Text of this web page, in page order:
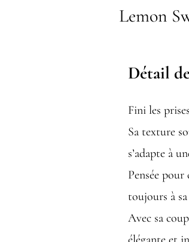
Lemon
Détail
Fini les
Sa texture
s’adapte à
Pensée
toujours à
Avec sa